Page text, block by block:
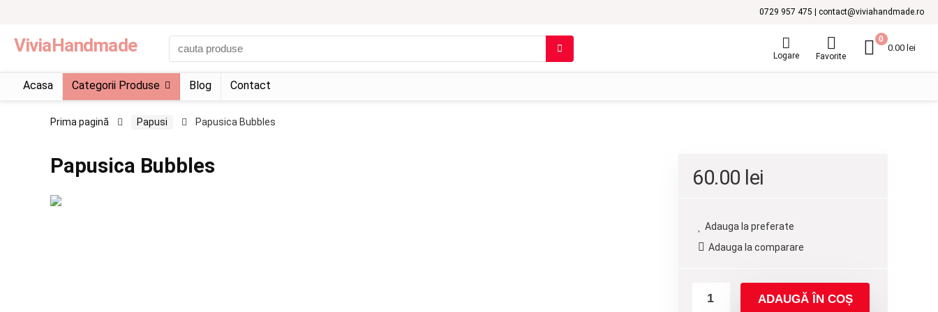
0729 957 475 | contact@viviahandmade.ro
ViviaHandmade
Logare Favorite
0
0.00 lei
Acasa Categorii Produse Blog Contact
Prima pagină Papusi Papusica Bubbles
Papusica Bubbles 60.00 lei
Adauga la preferate
Adauga la comparare
ADAUGĂ ÎN COȘ